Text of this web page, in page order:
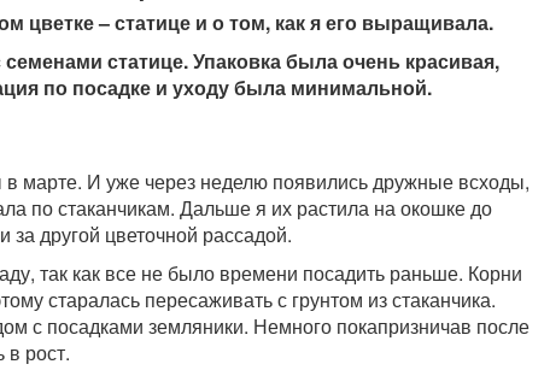
цветке – статице и о том, как я его выращивала.
семенами статице. Упаковка была очень красивая,
по посадке и уходу была минимальной.
марте. И уже через неделю появились дружные всходы,
по стаканчикам. Дальше я их растила на окошке до
за другой цветочной рассадой.
так как все не было времени посадить раньше. Корни
старалась пересаживать с грунтом из стаканчика.
с посадками земляники. Немного покапризничав после
в рост.